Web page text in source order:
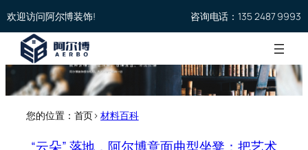
欢迎访问阿尔博装饰! 咨询电话：135 2487 9993
您的位置：首页>材料百科